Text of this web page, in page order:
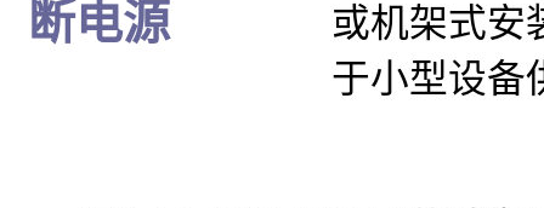
或机架式安
于小型设备